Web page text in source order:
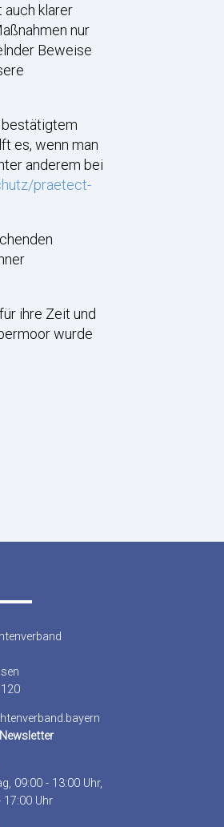
auch klarer
nur
Beweise
bestätigtem
es, wenn man
anderem bei
praetect-
ihre Zeit und
wurde
09:00 - 13:00 Uhr,
Uhr